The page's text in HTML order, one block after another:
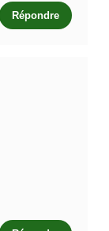
Répondre